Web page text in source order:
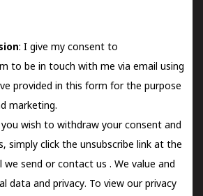
: I give my consent to
to be in touch with me via email using
provided in this form for the purpose
marketing.
wish to withdraw your consent and
simply click the unsubscribe link at the
we send orcontact us . We value and
data and privacy. To view our privacy